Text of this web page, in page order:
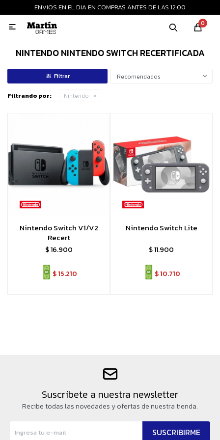
ENVIOS EN EL DIA EN COMPRAS ANTES DE LAS 12:00
0

NINTENDO NINTENDO SWITCH RECERTIFICADA
Recomendados
Filtrando por: Nintendo
Nintendo Switch V1/V2
Recert
$16.900
$15.210
Nintendo Switch Lite
$11.900
$10.710
Suscríbete a nuestra newsletter
Recibe todas las novedades y ofertas de nuestra tienda.
SUSCRIBIRME
MI CUENTA
Consolas nuevas
Juegos
Accesorios